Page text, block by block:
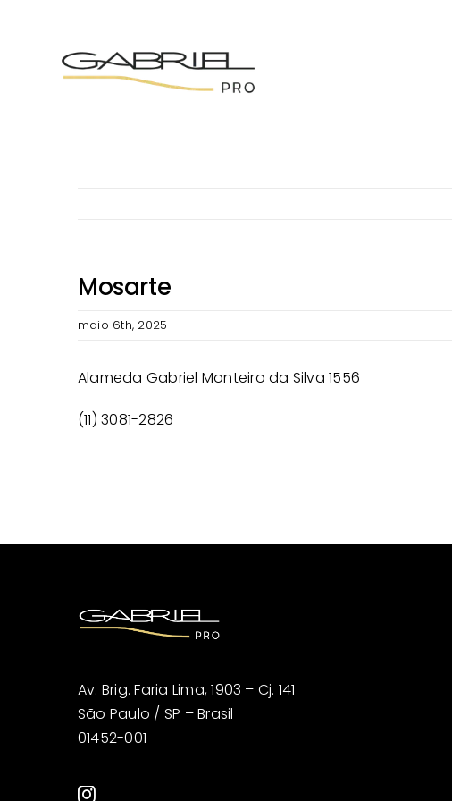
conteúdo
Mosarte
maio 6th, 2025
Alameda Gabriel Monteiro da Silva 1556
(11) 3081-2826
Av. Brig. Faria Lima, 1903 – Cj. 141
São Paulo / SP – Brasil
01452-001